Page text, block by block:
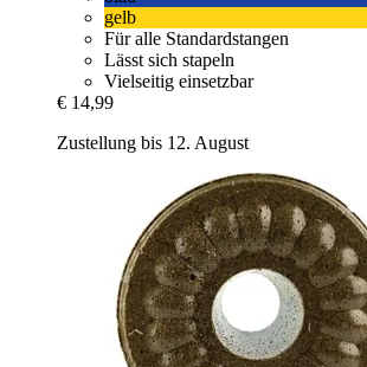
gelb
Für alle Standardstangen
Lässt sich stapeln
Vielseitig einsetzbar
€ 14,99
Zustellung bis 12. August